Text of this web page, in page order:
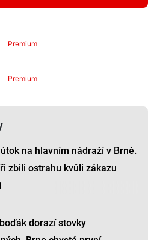
Premium
Premium
na hlavním nádraží v Brně.
zbili ostrahu kvůli zákazu
dorazí stovky